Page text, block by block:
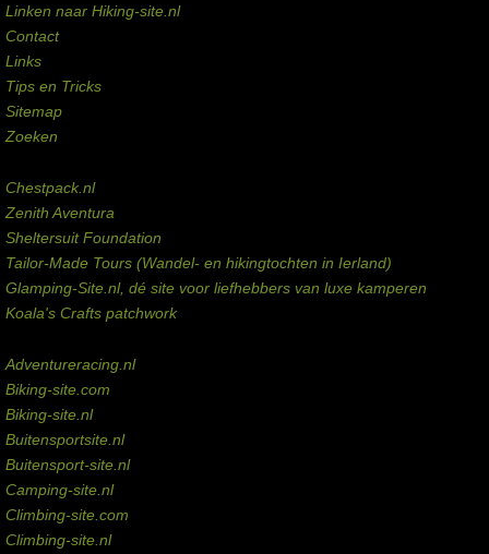
Linken naar Hiking-site.nl
Contact
Links
Tips en Tricks
Sitemap
Zoeken
Chestpack.nl
Zenith Aventura
Sheltersuit Foundation
Tailor-Made Tours (Wandel- en hikingtochten in Ierland)
Glamping-Site.nl, dé site voor liefhebbers van luxe kamperen
Koala's Crafts patchwork
Adventureracing.nl
Biking-site.com
Biking-site.nl
Buitensportsite.nl
Buitensport-site.nl
Camping-site.nl
Climbing-site.com
Climbing-site.nl